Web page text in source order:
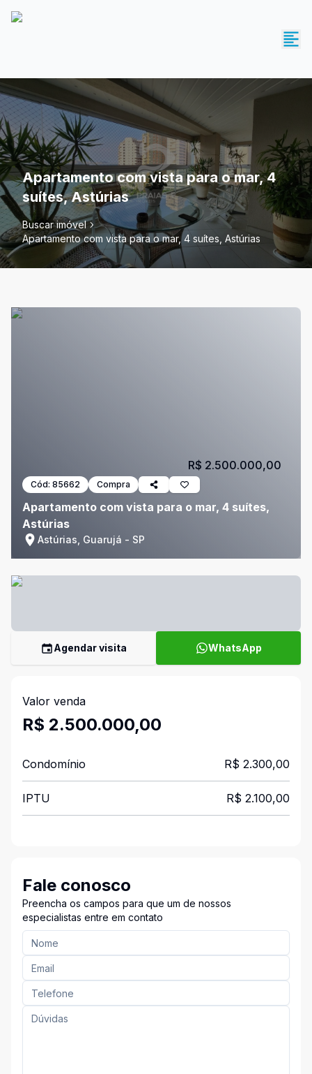
Apartamento com vista para o mar, 4
suítes, Astúrias
Buscar imóvel
Apartamento com vista para o mar, 4 suítes, Astúrias
Cód: 85662 Compra
Apartamento com vista para o mar, 4 suítes,
Astúrias
Astúrias, Guarujá - SP
R$ 2.500.000,00
Agendar visita WhatsApp
Valor venda
R$ 2.500.000,00
Condomínio R$ 2.300,00
IPTU R$ 2.100,00
Fale conosco
Preencha os campos para que um de nossos
especialistas entre em contato